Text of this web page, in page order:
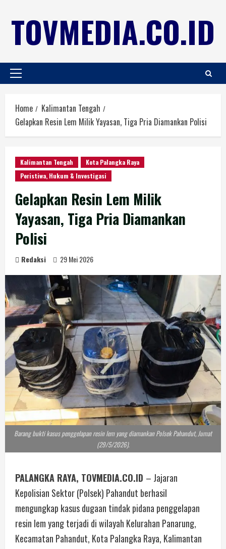
TOVMEDIA.CO.ID
Home
Kalimantan Tengah
Gelapkan Resin Lem Milik Yayasan, Tiga Pria Diamankan Polisi
Kalimantan Tengah
Kota Palangka Raya
Peristiwa, Hukum & Investigasi
Gelapkan Resin Lem Milik
Yayasan, Tiga Pria Diamankan
Polisi
Redaksi 29 Mei 2026
Barang bukti kasus penggelapan resin lem yang diamankan Polsek Pahandut, Jumat
(29/5/2026).
PALANGKA RAYA, TOVMEDIA.CO.ID – Jajaran
Kepolisian Sektor (Polsek) Pahandut berhasil
mengungkap kasus dugaan tindak pidana penggelapan
resin lem yang terjadi di wilayah Kelurahan Panarung,
Kecamatan Pahandut, Kota Palangka Raya, Kalimantan